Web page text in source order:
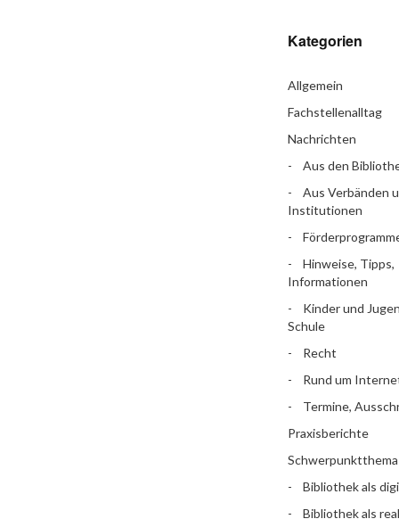
Kategorien
Allgemein
Fachstellenalltag
Nachrichten
Aus den
Aus Verbänden
Institutionen
Hinweise, Tipps,
Informationen
Kinder und
Schule
Recht
Rund um
Termine,
Praxisberichte
Schwerpunktthema
Bibliothek als
Bibliothek als